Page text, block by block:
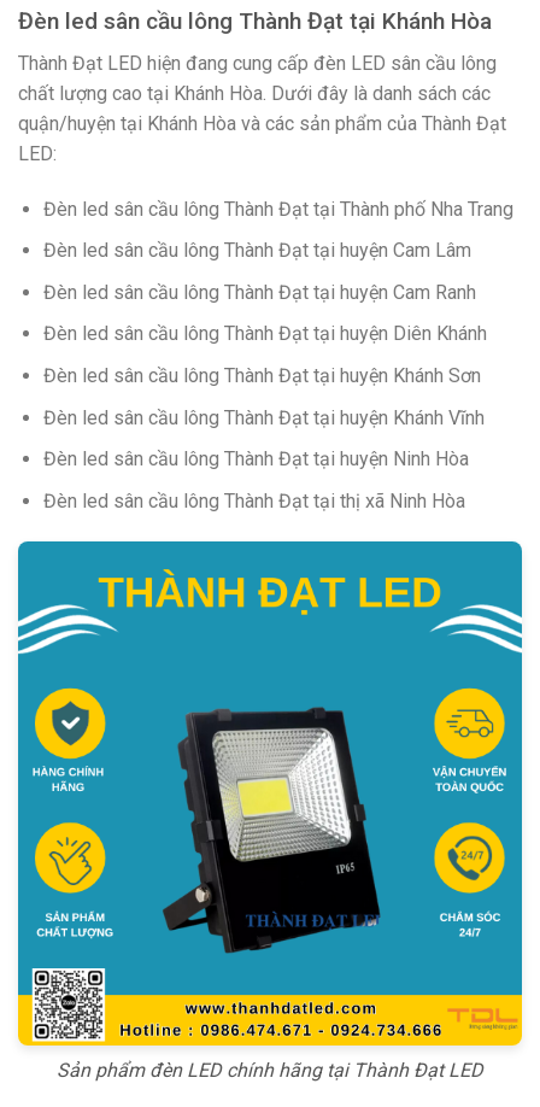
Đèn led sân cầu lông Thành Đạt tại Khánh Hòa
Thành Đạt LED hiện đang cung cấp đèn LED sân cầu lông
chất lượng cao tại Khánh Hòa. Dưới đây là danh sách các
quận/huyện tại Khánh Hòa và các sản phẩm của Thành Đạt
LED:
Đèn led sân cầu lông Thành Đạt tại Thành phố Nha Trang
Đèn led sân cầu lông Thành Đạt tại huyện Cam Lâm
Đèn led sân cầu lông Thành Đạt tại huyện Cam Ranh
Đèn led sân cầu lông Thành Đạt tại huyện Diên Khánh
Đèn led sân cầu lông Thành Đạt tại huyện Khánh Sơn
Đèn led sân cầu lông Thành Đạt tại huyện Khánh Vĩnh
Đèn led sân cầu lông Thành Đạt tại huyện Ninh Hòa
Đèn led sân cầu lông Thành Đạt tại thị xã Ninh Hòa
Sản phẩm đèn LED chính hãng tại Thành Đạt LED